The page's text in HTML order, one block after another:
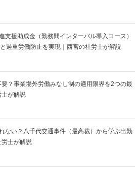
支援助成金（勤務間インターバル導入コース）
過重労働防止を実現｜西宮の社労士が解説
？事業場外労働みなし制の適用限界を2つの最
士が解説
ない？八千代交通事件（最高裁）から学ぶ出勤
士が解説